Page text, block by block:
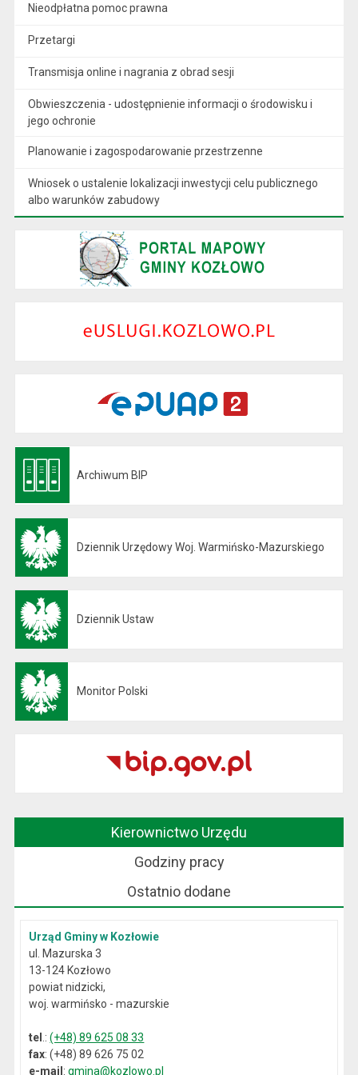
Nieodpłatna pomoc prawna
Przetargi
Transmisja online i nagrania z obrad sesji
Obwieszczenia - udostępnienie informacji o środowisku i
jego ochronie
Planowanie i zagospodarowanie przestrzenne
Wniosek o ustalenie lokalizacji inwestycji celu publicznego
albo warunków zabudowy
Archiwum BIP
Dziennik Urzędowy Woj. Warmińsko-Mazurskiego
Dziennik Ustaw
Monitor Polski
Kierownictwo Urzędu
Godziny pracy
Ostatnio dodane
Urząd Gminy w Kozłowie
ul. Mazurska 3
13-124 Kozłowo
powiat nidzicki,
woj. warmińsko - mazurskie
tel .:(+48) 89 625 08 33
fax: (+48) 89 626 75 02
e-mail:gmina@kozlowo.pl